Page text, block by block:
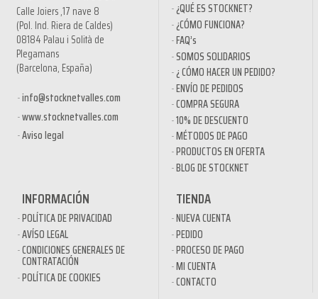
Calle Joiers ,17 nave 8
(Pol. Ind. Riera de Caldes)
08184 Palau i Solità de
Plegamans
(Barcelona, España)
info@stocknetvalles.com
www.stocknetvalles.com
Aviso legal
¿QUÉ ES STOCKNET?
¿CÓMO FUNCIONA?
FAQ’s
SOMOS SOLIDARIOS
¿ CÓMO HACER UN PEDIDO?
ENVÍO DE PEDIDOS
COMPRA SEGURA
10% DE DESCUENTO
MÉTODOS DE PAGO
PRODUCTOS EN OFERTA
BLOG DE STOCKNET
INFORMACIÓN
POLÍTICA DE PRIVACIDAD
AVÍSO LEGAL
CONDICIONES GENERALES DE
CONTRATACIÓN
POLÍTICA DE COOKIES
TIENDA
NUEVA CUENTA
PEDIDO
PROCESO DE PAGO
MI CUENTA
CONTACTO